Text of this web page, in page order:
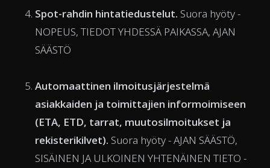
Spot-rahdin hintatiedustelut. Suora hyöty -
NOPEUS, TIEDOT YHDESSÄ PAIKASSA, AJAN
SÄÄSTÖ
Automaattinen ilmoitusjärjestelmä
asiakkaiden ja toimittajien informoimiseen
(ETA, ETD, tarrat, muutosilmoitukset ja
rekisterikilvet). Suora hyöty - AJAN SÄÄSTÖ,
SISÄINEN JA ULKOINEN YHTENÄINEN TIETO -